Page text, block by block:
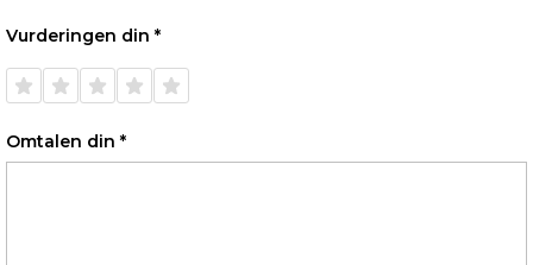
Vurderingen din *
1 av 5
stjerner
2 av 5
stjerner
3 av 5
stjerner
4 av 5
stjerner
5 av 5
stjerner
Omtalen din *